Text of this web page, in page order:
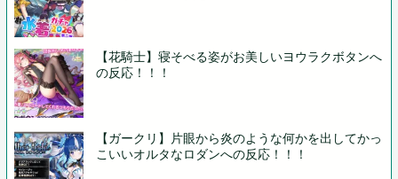
【花騎士】寝そべる姿がお美しいヨウラクボタンへ
の反応！！！
【ガークリ】片眼から炎のような何かを出してかっ
こいいオルタなロダンへの反応！！！